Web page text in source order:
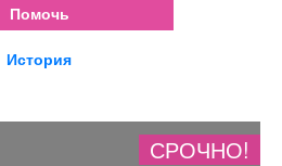
Помочь
История
СРОЧНО!